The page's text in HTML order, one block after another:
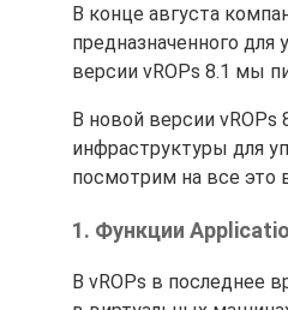
В конце августа
предназначенного
версии vROPs 8.1 мы
В новой версии vROPs
инфраструктуры для
посмотрим на все это
1. Функции
В vROPs в последнее